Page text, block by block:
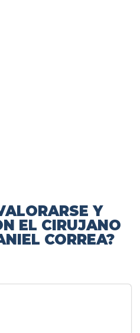
Y
EL CIRUJANO
CORREA?